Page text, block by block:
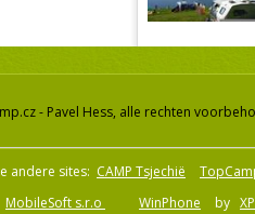
- Pavel Hess, alle rechten
andere sites: CAMP Tsjechië
MobileSoft s.r.o WinPhone by